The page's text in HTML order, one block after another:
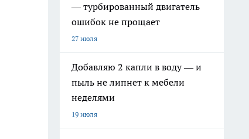
— турбированный двигатель
ошибок не прощает
27 июля
Добавляю 2 капли в воду — и
пыль не липнет к мебели
неделями
19 июля